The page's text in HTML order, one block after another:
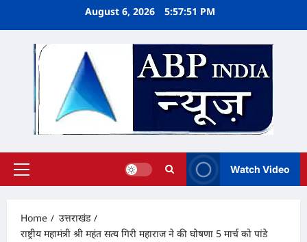
August 6, 2026 5:57:52 PM
Primary
Watch Video
Home
उत्तराखंड
राष्ट्रीय महामंत्री श्री महंत सत्य गिरी महाराज ने की घोषणा 5 मार्च को पांडे